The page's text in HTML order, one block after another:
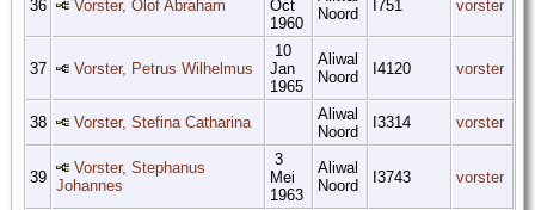
36 Vorster, Olof Abraham
Oct
1960
Noord
I751 vorster
37 Vorster, Petrus Wilhelmus
10
Jan
1965
Aliwal
Noord
I4120 vorster
38 Vorster, Stefina Catharina
Aliwal
Noord
I3314 vorster
39
Vorster, Stephanus
Johannes
3
Mei
1963
Aliwal
Noord
I3743 vorster